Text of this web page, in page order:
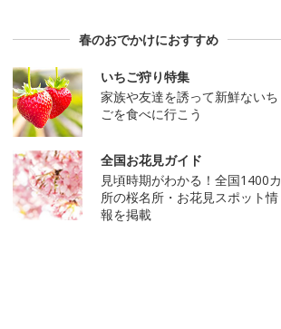
春のおでかけにおすすめ
いちご狩り特集
家族や友達を誘って新鮮ないち
ごを食べに行こう
全国お花見ガイド
見頃時期がわかる！全国1400カ
所の桜名所・お花見スポット情
報を掲載